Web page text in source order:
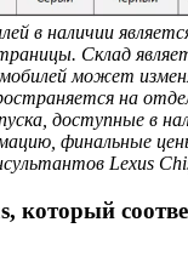
в наличии
Склад
может
на
доступные в
финальные
Lexus
который